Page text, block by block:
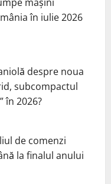
în iulie 2026
despre noua
subcompactul
în 2026?
de comenzi
la finalul anului